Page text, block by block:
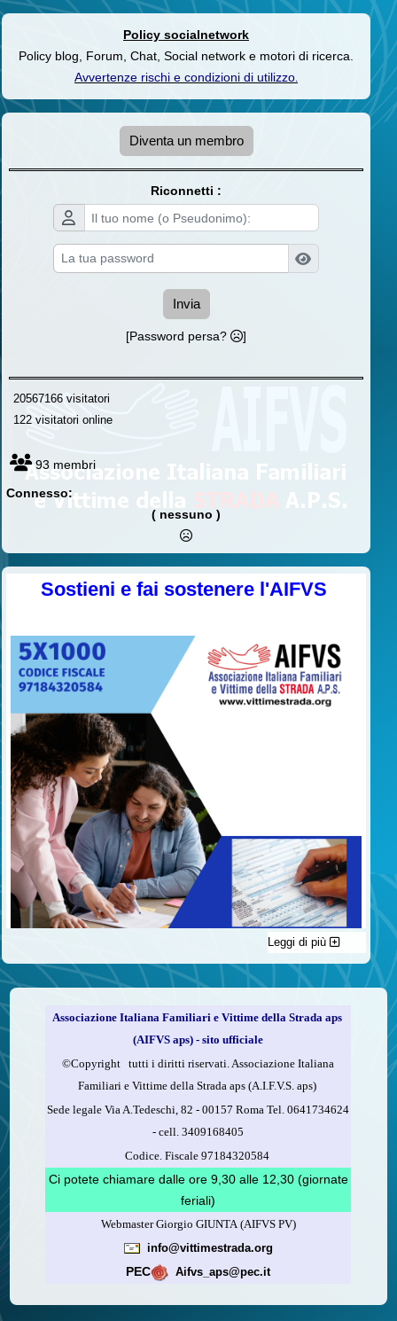
Policy socialnetwork
Policy blog, Forum, Chat, Social network e motori di ricerca.
Avvertenze rischi e condizioni di utilizzo.
Diventa un membro
Riconnetti :
Invia
[Password persa? ]
20567166 visitatori
122 visitatori online
93 membri
Connesso:
( nessuno )
Sostieni e fai sostenere l'AIFVS
C'è un modo di contribuire alle attività dell’A.I.F.V.S. a favore
delle vittime della strada e per dare giustizia ai superstiti ed ai
loro familiari che non costa nulla: devolvere il 5 per mille della
Compila la scheda CUD o del modello 730.
Firma nel riquadro indicato come “Sostegno delle
organizzazioni non lucrative di utilità sociale, delle associazioni
Indica nel riquadro il codice fiscale dell’A.I.F.V.S.:
97184320584
Leggi come fare
(versione stampabile)
Leggi di più
Associazione Italiana Familiari e Vittime della Strada aps
(AIFVS aps) - sito ufficiale
©​Copyright tutti i diritti riservati. Associazione Italiana
Familiari e Vittime della Strada aps (A.I.F.V.S. aps)
Sede legale Via A.Tedeschi, 82 - 00157 Roma Tel. 0641734624
-cell.3409168405
Codice. Fiscale 97184320584
Ci potete chiamare dalle ore 9,30 alle 12,30 (giornate
feriali)
Webmaster Giorgio GIUNTA (AIFVS PV)
info@vittimestrada.org
PEC Aifvs_aps@pec.it